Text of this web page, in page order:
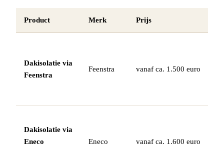
Product Merk Prijs
Dakisolatie via
Feenstra
Feenstra vanaf ca. 1.500 euro
Dakisolatie via
Eneco
Eneco vanaf ca. 1.600 euro